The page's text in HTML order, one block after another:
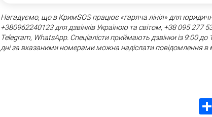
Нагадуємо, що в КримSOS працює «гаряча лінія» для
+380962240123 для дзвінків Україною та світом, +38 095 277
Telegram, WhatsApp. Спеціалісти приймають дзвінки із 9:00 до
дні за вказаними номерами можна надіслати повідомлення в